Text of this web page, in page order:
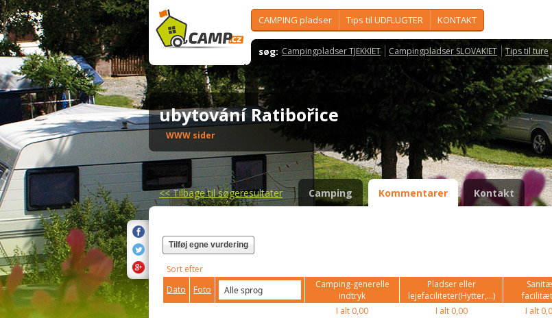
CAMPING pladser Tips til UDFLUGTER KONTAKT
søg: Campingpladser TJEKKIET Campingpladser SLOVAKIET Tips til ture
ubytování Ratibořice
WWW sider
<<Tilbage til søgeresultater Camping Kommentarer Kontakt
Tilføj egne vurdering
Sort efter
Dato
Foto
Camping-generelle
indtryk
Pladser eller
lejefaciliteter(Hytter,...)
I alt 0,00 I alt0,00 I alt